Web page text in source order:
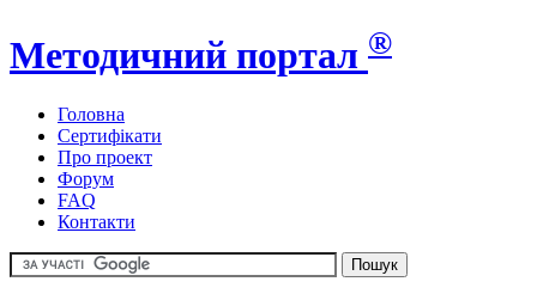
Методичний портал ®
Головна
Сертифікати
Про проект
Форум
FAQ
Контакти